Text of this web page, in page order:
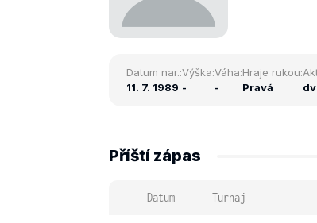
Datum nar.:
11. 7. 1989
Výška:
-
Váha:
-
Hraje rukou:
Pravá
Příští zápas
Datum Turnaj